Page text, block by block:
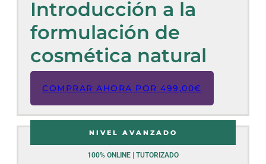
Introducción a la
formulación de
cosmética natural
COMPRAR AHORA POR 499,00€
NIVEL AVANZADO
100% ONLINE | TUTORIZADO